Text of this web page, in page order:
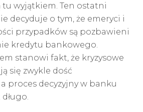
wyjątkiem. Ten ostatni
decyduje o tym, że emeryci i
przypadków są pozbawieni
kredytu bankowego.
stanowi fakt, że kryzysowe
się zwykle dość
proces decyzyjny w banku